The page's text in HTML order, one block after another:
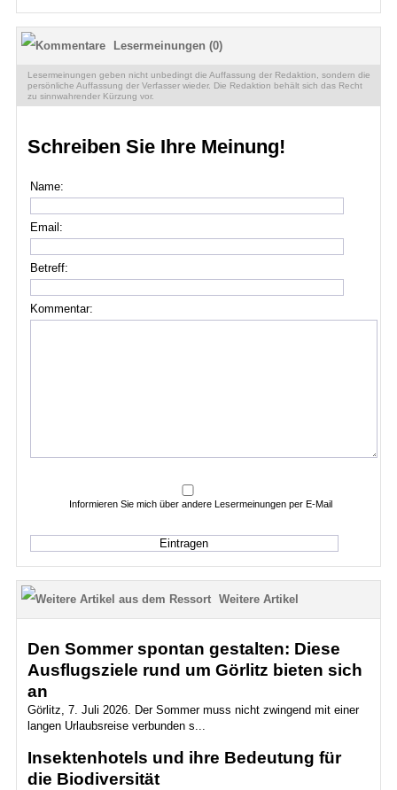
Lesermeinungen (0)
Lesermeinungen geben nicht unbedingt die Auffassung der Redaktion, sondern die
persönliche Auffassung der Verfasser wieder. Die Redaktion behält sich das Recht
zu sinnwahrender Kürzung vor.
Schreiben Sie Ihre Meinung!
Name:
Email:
Betreff:
Kommentar:
Informieren Sie mich über andere Lesermeinungen per E-Mail
Weitere Artikel
Den Sommer spontan gestalten: Diese
Ausflugsziele rund um Görlitz bieten sich
an
Görlitz, 7. Juli 2026. Der Sommer muss nicht zwingend mit einer
langen Urlaubsreise verbunden s...
Insektenhotels und ihre Bedeutung für
die Biodiversität